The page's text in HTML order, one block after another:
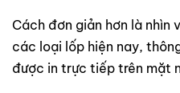
Cách đơn giản hơn là nhìn
các loại lốp hiện nay,
được in trực tiếp trên mặt